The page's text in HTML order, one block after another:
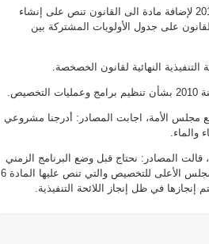
الحكومة تعتزم إجراء تعديل على قانون التخصيص رقم 37 لسنة 2010 لإضافة مادة الى القانون تنص على إنشاء
على جدول الأولويات المشتركة بين
النهائية لقانون الخصخصة.
مجلس الأمة، اجابت المصادر: أدرجنا مشروعي
والماء.
المصادر: نحتاج قبل وضع البرنامج الزمني
الى الانتهاء من المتطلبات التشريعية والمؤسسية اللازمة لعمل المجلس الأعلى للتخصيص والتي تنص عليها المادة 6
إنجازها في ظل إنجاز اللائحة التنفيذية.